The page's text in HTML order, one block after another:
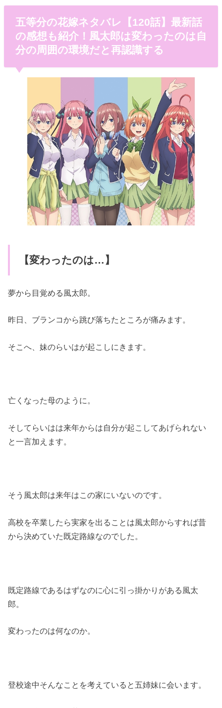
五等分の花嫁ネタバレ【120話】最新話
の感想も紹介！風太郎は変わったのは自
分の周囲の環境だと再認識する
【変わったのは…】
夢から目覚める風太郎。
昨日、ブランコから跳び落ちたところが痛みます。
そこへ、妹のらいはが起こしにきます。
亡くなった母のように。
そしてらいはは来年からは自分が起こしてあげられない
と一言加えます。
そう風太郎は来年はこの家にいないのです。
高校を卒業したら実家を出ることは風太郎からすれば昔
から決めていた既定路線なのでした。
既定路線であるはずなのに心に引っ掛かりがある風太
郎。
変わったのは何なのか。
登校途中そんなことを考えていると五姉妹に会います。